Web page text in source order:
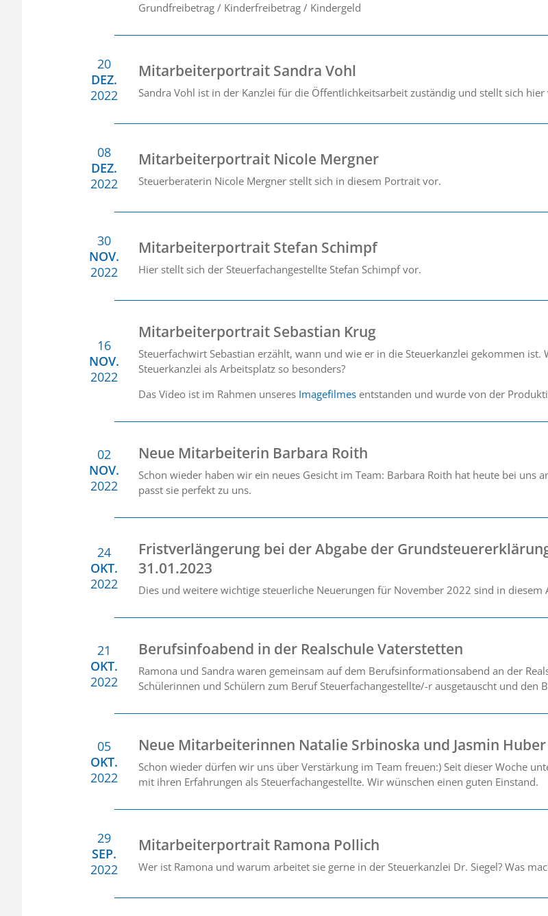
Grundfreibetrag / Kinderfreibetrag / Kindergeld
20
DEZ.
2022
Mitarbeiterportrait Sandra Vohl
Sandra Vohl ist in der Kanzlei für die Öffentlichkeitsarbeit zuständig und stellt sich hier
08
DEZ.
2022
Mitarbeiterportrait Nicole Mergner
Steuerberaterin Nicole Mergner stellt sich in diesem Portrait vor.
30
NOV.
2022
Mitarbeiterportrait Stefan Schimpf
Hier stellt sich der Steuerfachangestellte Stefan Schimpf vor.
16
NOV.
2022
Mitarbeiterportrait Sebastian Krug
Steuerfachwirt Sebastian erzählt, wann und wie er in die Steuerkanzlei gekommen ist.
Steuerkanzlei als Arbeitsplatz so besonders?
Das Video ist im Rahmen unseres Imagefilmes entstanden und wurde von der
02
NOV.
2022
Neue Mitarbeiterin Barbara Roith
Schon wieder haben wir ein neues Gesicht im Team: Barbara Roith hat heute bei uns
passt sie perfekt zu uns.
24
OKT.
2022
Fristverlängerung bei der Abgabe der
31.01.2023
Dies und weitere wichtige steuerliche Neuerungen für November 2022 sind in diesem
21
OKT.
2022
Berufsinfoabend in der Realschule Vaterstetten
Ramona und Sandra waren gemeinsam auf dem Berufsinformationsabend an der
Schülerinnen und Schülern zum Beruf Steuerfachangestellte/-r ausgetauscht und den
05
OKT.
2022
Neue Mitarbeiterinnen Natalie Srbinoska und Jasmin Huber
Schon wieder dürfen wir uns über Verstärkung im Team freuen:) Seit dieser Woche
mit ihren Erfahrungen als Steuerfachangestellte. Wir wünschen einen guten Einstand.
29
SEP.
2022
Mitarbeiterportrait Ramona Pollich
Wer ist Ramona und warum arbeitet sie gerne in der Steuerkanzlei Dr. Siegel? Was